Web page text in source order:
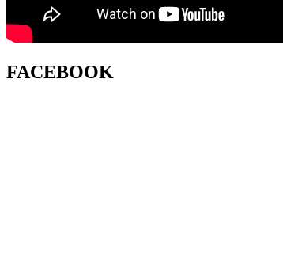
FACEBOOK